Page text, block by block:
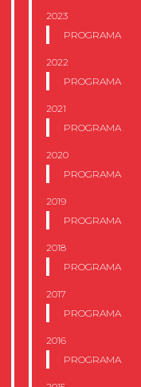
2023
PROGRAMA
2022
PROGRAMA
2021
PROGRAMA
2020
PROGRAMA
2019
PROGRAMA
2018
PROGRAMA
2017
PROGRAMA
2016
PROGRAMA